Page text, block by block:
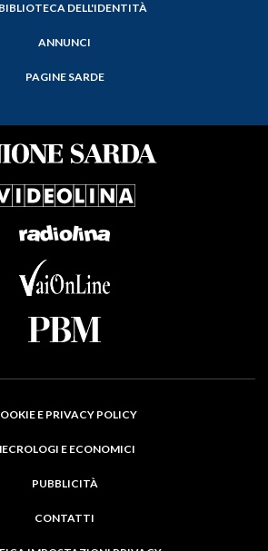
DELL'IDENTITÀ
ANNUNCI
PAGINE SARDE
E PRIVACY POLICY
E ECONOMICI
PUBBLICITÀ
CONTATTI